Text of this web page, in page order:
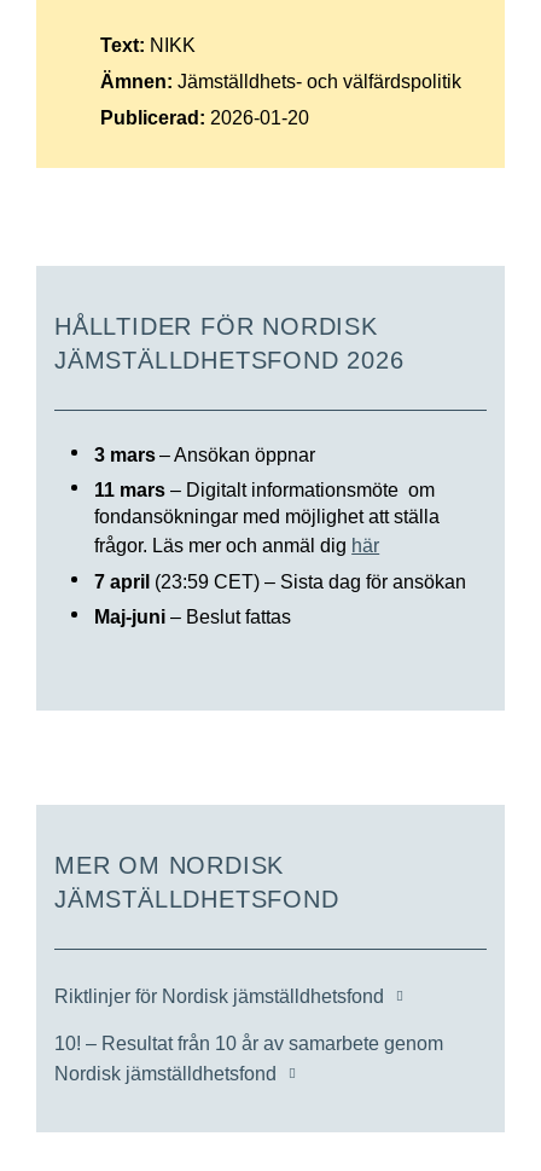
HÅLLTIDER FÖR NORDISK
JÄMSTÄLLDHETSFOND 2026
3 mars– Ansökan öppnar
11 mars – Digitalt informationsmöte om
fondansökningar ­­med möjlighet att ställa
frågor. Läs mer och anmäl dig här
7 april (23:59 CET) – Sista dag för ansökan
Maj-juni – Beslut fattas
MER OM NORDISK
JÄMSTÄLLDHETSFOND
Riktlinjer för Nordisk jämställdhetsfond
10! – Resultat från 10 år av samarbete genom
Nordisk jämställdhetsfond
Text: NIKK
Ämnen: Jämställdhets- och välfärdspolitik
Publicerad: 2026-01-20